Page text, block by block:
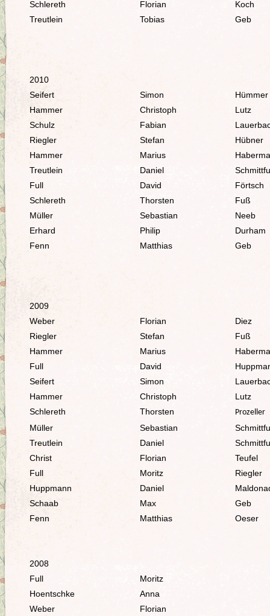
Schlereth Florian
Koch
Treutlein
Tobias Geb
2010
Seifert
Simon
Hümmer
Hammer
Christoph
Lutz
Schulz
Fabian
Riegler
Stefan
Hübner
Hammer
Marius
Treutlein
Daniel
Full
David
Förtsch
Schlereth
Thorsten
Fuß
Müller
Sebastian
Neeb
Erhard
Philip
Durham
Fenn
Matthias Geb
2009
Weber
Florian
Diez
Riegler
Stefan
Fuß
Hammer
Marius
Full
David
Seifert
Simon
Hammer
Christoph
Lutz
Schlereth
Thorsten Prozeller
Müller Sebastian
Treutlein
Daniel
Christ
Florian
Teufel
Full
Moritz
Riegler
Huppmann
Daniel
Schaab
Max
Geb
Fenn
Matthias Oeser
2008
Full
Moritz
Hoentschke
Anna
Weber
Florian